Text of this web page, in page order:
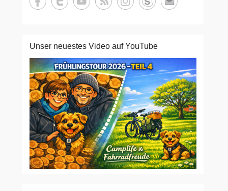
Unser neuestes Video auf YouTube